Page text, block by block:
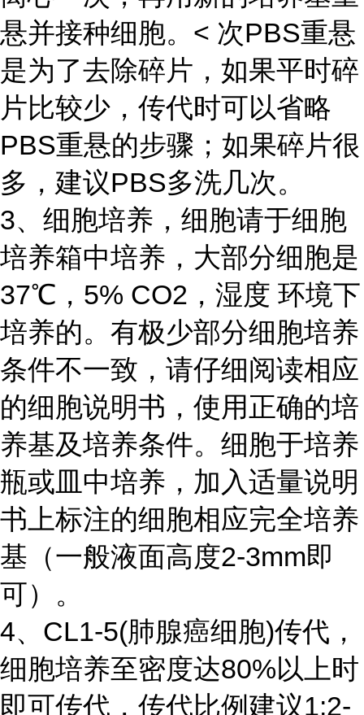
悬并接种细胞。< 次PBS重悬
是为了去除碎片，如果平时碎
片比较少，传代时可以省略
PBS重悬的步骤；如果碎片很
多，建议PBS多洗几次。
3、细胞培养，细胞请于细胞
培养箱中培养，大部分细胞是
37℃，5% CO2，湿度 环境下
培养的。有极少部分细胞培养
条件不一致，请仔细阅读相应
的细胞说明书，使用正确的培
养基及培养条件。细胞于培养
瓶或皿中培养，加入适量说明
书上标注的细胞相应完全培养
基（一般液面高度2-3mm即
可）。
4、CL1-5(肺腺癌细胞)传代，
细胞培养至密度达80%以上时
即可传代，传代比例建议1:2-